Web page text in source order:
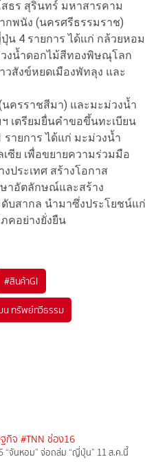
สธร สุรินทร์ มหาสารคาม
กพนัง (นครศรีธรรมราช)
4 รายการ ได้แก่ กล้วยหอม
งน้ำดอกไม้สีทองพิษณุโลก
สังข์หยดเมืองพัทลุง และ
นครราชสีมา) และมะม่วงน้ำ
เตรียมยื่นคำขอขึ้นทะเบียน
รายการ ได้แก่ มะม่วงน้ำ
ซีย เพื่อขยายความร่วมมือ
ประเทศ สร้างโอกาส
าอัตลักษณ์และสร้าง
บสากล นำมาซึ่งประโยชน์แก่
คอย่างยั่งยืน
#สินค้าGI
น ทรัพย์ทวีธรรม
กิจ #TNN ช่อง16
“จันหอม” จ่อถล่ม “ญี่ปุ่น” 11 ส.ค.นี้